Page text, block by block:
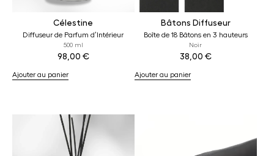
Célestine
Diffuseur de Parfum d’Intérieur
500 ml
98,00 €
Ajouter au panier
Bâtons Diffuseur
Boîte de 18 Bâtons en 3 hauteurs
Noir
38,00 €
Ajouter au panier